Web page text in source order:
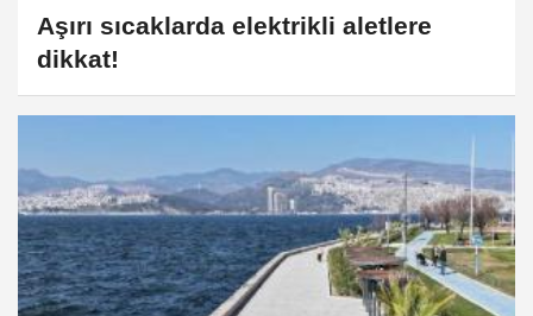
Aşırı sıcaklarda elektrikli aletlere
dikkat!